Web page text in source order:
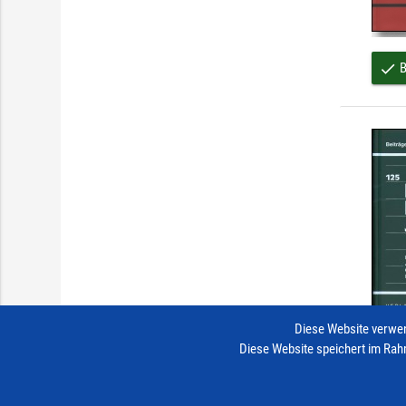
done
done
Diese Website
Diese Website speichert im